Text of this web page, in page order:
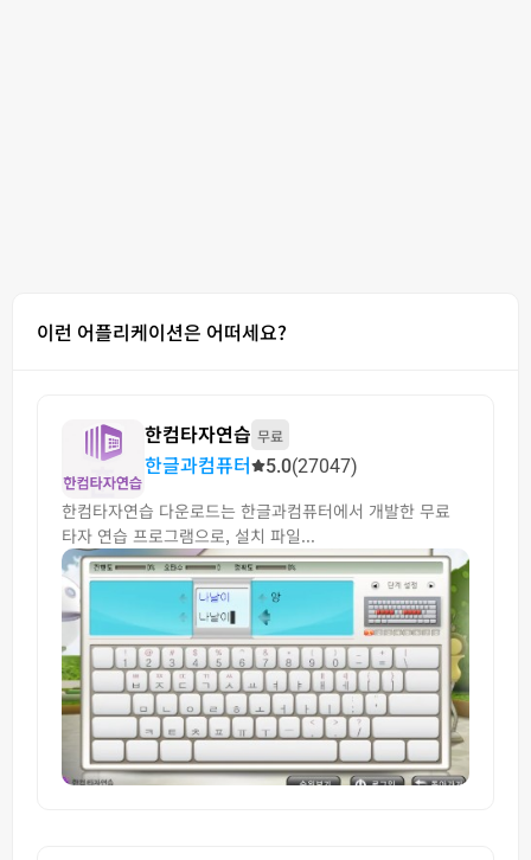
이런 어플리케이션은 어떠세요?
한컴타자연습 무료
한글과컴퓨터 5.0(27047)
한컴타자연습 다운로드는 한글과컴퓨터에서 개발한 무료
타자 연습 프로그램으로, 설치 파일...